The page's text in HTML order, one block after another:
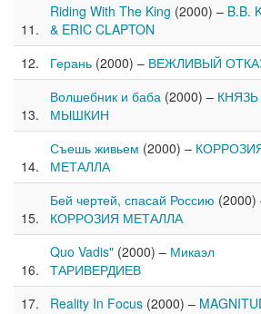
Riding With The King (2000) – B.B.
& ERIC CLAPTON
Герань (2000) – ВЕЖЛИВЫЙ
Волшебник и баба (2000) – КНЯЗЬ
МЫШКИН
Съешь живьем (2000) –
МЕТАЛЛА
Бей чертей, спасай Россию (2000)
КОРРОЗИЯ МЕТАЛЛА
Quo Vadis" (2000) – Микаэл
ТАРИВЕРДИЕВ
Reality In Focus (2000) –